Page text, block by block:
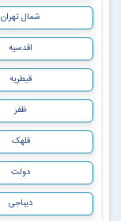
شمال تهران
اقدسیه
قیطریه
ظفر
قلهک
دولت
دیباجی